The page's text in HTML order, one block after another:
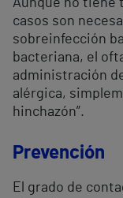
Aunque no tiene
casos son
sobreinfección
bacteriana, el
administración
alérgica,
hinchazón”.
Prevención
El grado de